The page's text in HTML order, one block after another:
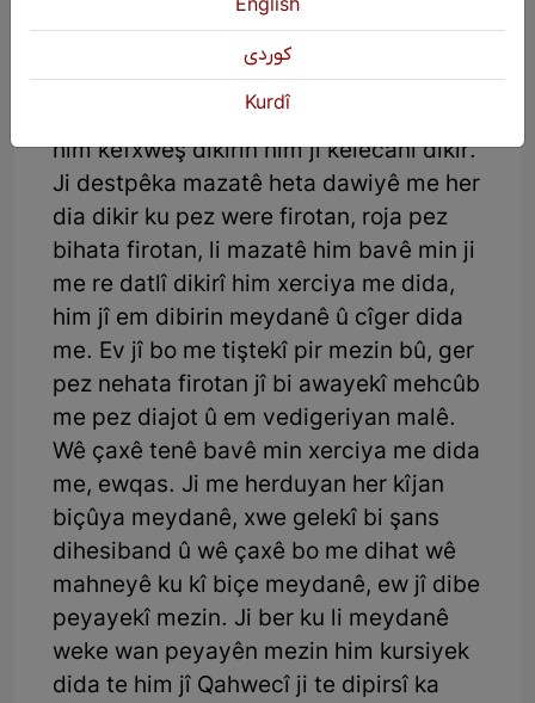
Bavê min ji me re digot îroj li ser rûyê te
ye kirîn û firotana pez, ka em ê bibînin
hele bi xêr e an bê xêr e. Wê gotinê em
him kêfxweş dikirin him jî kelecanî dikir.
Ji destpêka mazatê heta dawiyê me her
dia dikir ku pez were firotan, roja pez
bihata firotan, li mazatê him bavê min ji
me re datlî dikirî him xerciya me dida,
him jî em dibirin meydanê û cîger dida
me. Ev jî bo me tiştekî pir mezin bû, ger
pez nehata firotan jî bi awayekî mehcûb
me pez diajot û em vedigeriyan malê.
Wê çaxê tenê bavê min xerciya me dida
me, ewqas. Ji me herduyan her kîjan
biçûya meydanê, xwe gelekî bi şans
dihesiband û wê çaxê bo me dihat wê
mahneyê ku kî biçe meydanê, ew jî dibe
peyayekî mezin. Ji ber ku li meydanê
weke wan peyayên mezin him kursiyek
dida te him jî Qahwecî ji te dipirsî ka
English
كوردی
Kurdî